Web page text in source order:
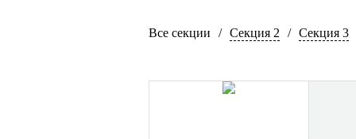
Все секции / Секция 2 / Секция 3